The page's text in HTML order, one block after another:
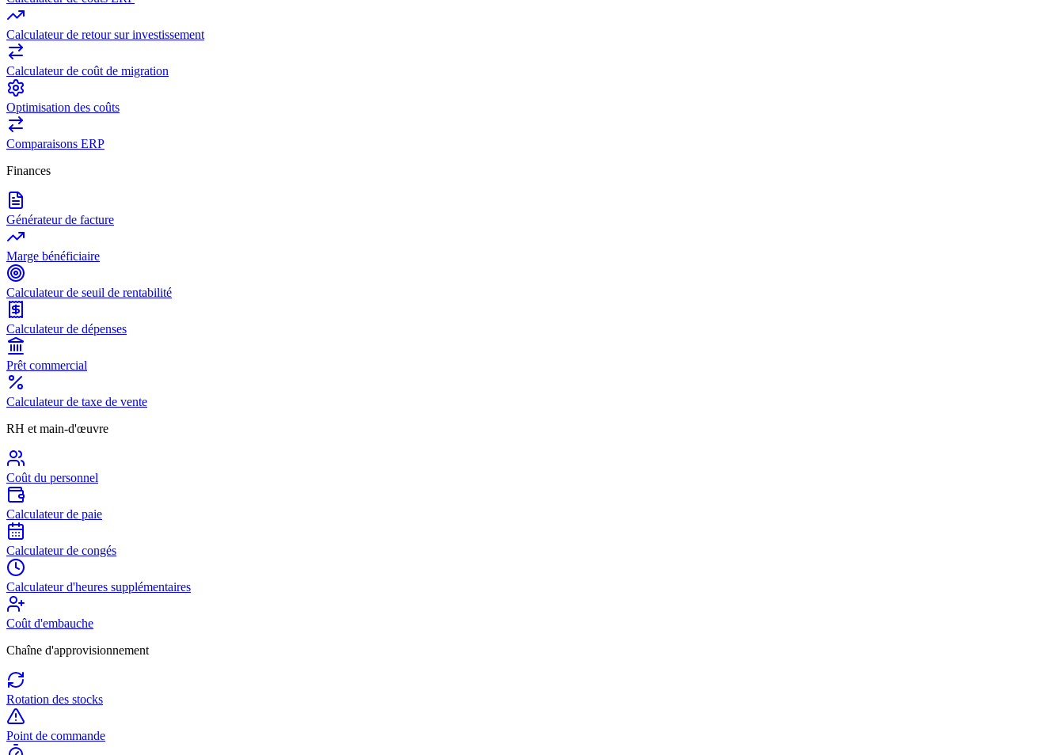
Calculateur de retour sur investissement
Calculateur de coût de migration
Optimisation des coûts
Comparaisons ERP
Finances
Générateur de facture
Marge bénéficiaire
Calculateur de seuil de rentabilité
Calculateur de dépenses
Prêt commercial
Calculateur de taxe de vente
RH et main-d'œuvre
Coût du personnel
Calculateur de paie
Calculateur de congés
Calculateur d'heures supplémentaires
Coût d'embauche
Chaîne d'approvisionnement
Rotation des stocks
Point de commande